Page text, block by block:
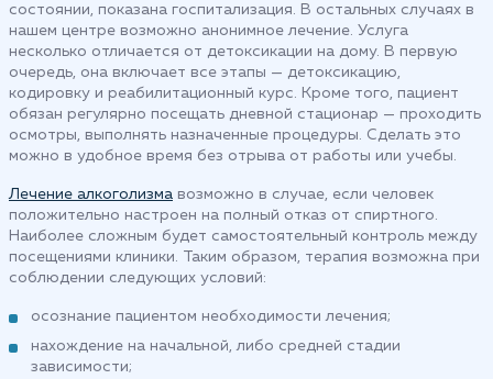
состоянии, показана госпитализация. В остальных случаях в
нашем центре возможно анонимное лечение. Услуга
несколько отличается от детоксикации на дому. В первую
очередь, она включает все этапы — детоксикацию,
кодировку и реабилитационный курс. Кроме того, пациент
обязан регулярно посещать дневной стационар — проходить
осмотры, выполнять назначенные процедуры. Сделать это
можно в удобное время без отрыва от работы или учебы.
Лечение алкоголизма возможно в случае, если человек
положительно настроен на полный отказ от спиртного.
Наиболее сложным будет самостоятельный контроль между
посещениями клиники. Таким образом, терапия возможна при
соблюдении следующих условий:
осознание пациентом необходимости лечения;
нахождение на начальной, либо средней стадии
зависимости;